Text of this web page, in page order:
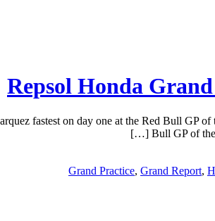
Repsol Honda
fastest on day one at the Red Bull GP
Bull GP of
Grand Practice, Grand Report,